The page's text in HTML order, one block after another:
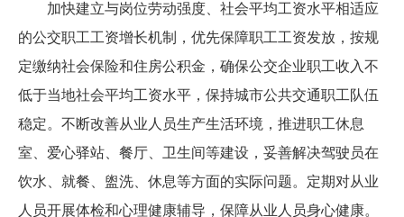
加快建立与岗位劳动强度、社会平均工资水平相适应
的公交职工工资增长机制，优先保障职工工资发放，按规
定缴纳社会保险和住房公积金，确保公交企业职工收入不
低于当地社会平均工资水平，保持城市公共交通职工队伍
稳定。不断改善从业人员生产生活环境，推进职工休息
室、爱心驿站、餐厅、卫生间等建设，妥善解决驾驶员在
饮水、就餐、盥洗、休息等方面的实际问题。定期对从业
人员开展体检和心理健康辅导，保障从业人员身心健康。